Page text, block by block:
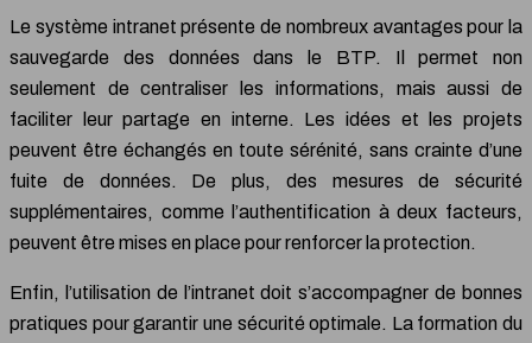
Le système intranet présente de nombreux avantages pour la
sauvegarde des données dans le BTP. Il permet non
seulement de centraliser les informations, mais aussi de
faciliter leur partage en interne. Les idées et les projets
peuvent être échangés en toute sérénité, sans crainte d’une
fuite de données. De plus, des mesures de sécurité
supplémentaires, comme l’authentification à deux facteurs,
peuvent être mises en place pour renforcer la protection.
Enfin, l’utilisation de l’intranet doit s’accompagner de bonnes
pratiques pour garantir une sécurité optimale. La formation du